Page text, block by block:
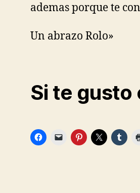
ademas porque te
Un abrazo Rolo»
Si te